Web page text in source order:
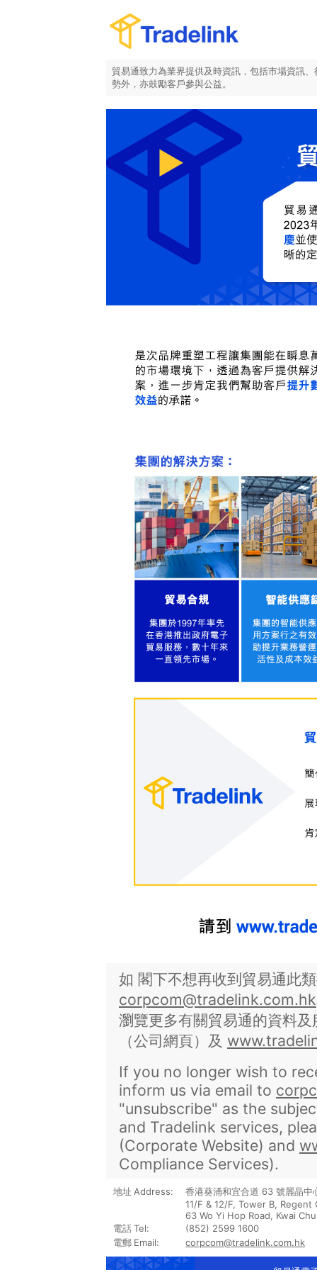
貿易通致力為業界提供及時資訊，包括市場資訊
勢外，亦鼓勵客戶參與公益。
如 閣下不想再收到貿易通此
corpcom@tradelink.com.hk
瀏覽更多有關貿易通的資料
（公司網頁）及
If you no longer wish to
inform us via email to
"unsubscribe" as the
and Tradelink services,
(Corporate Website) and
Compliance Services).
地址 Address: 香港葵涌和宜合道 63 號麗晶中
11/F & 12/F, Tower B, Regent
63 Wo Yi Hop Road, Kwai
電話Tel:
(852) 2599 1600
電郵 Email: corpcom@tradelink.com.hk